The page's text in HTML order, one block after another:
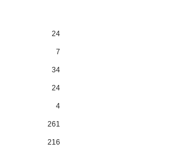
24
7
34
24
4
261
216